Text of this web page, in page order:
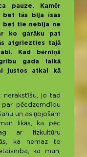
pauze. Kamēr
bet tās bija īsas
bet tie nebija ne
ko garāku pat
atgriezties tajā
Kad bērniņš
gada laikā
justos atkal kā
nerakstīšu, jo tad
par pēcdzemdību
un asiņojošām
likās, ka pēc
ar fizkultūru
ka nemaz to
ka man,